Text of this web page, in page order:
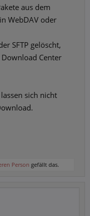
aus dem
WebDAV oder
SFTP gelöscht,
Center
sich nicht
Person gefällt das.